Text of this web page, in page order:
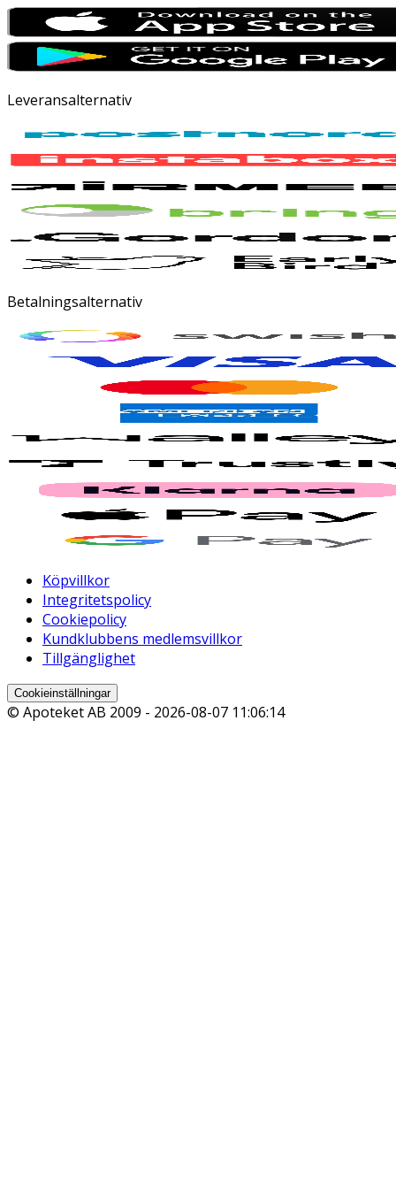
Leveransalternativ
Betalningsalternativ
Köpvillkor
Integritetspolicy
Cookiepolicy
Kundklubbens medlemsvillkor
Tillgänglighet
Cookieinställningar
© Apoteket AB 2009 - 2026-08-07 11:06:14